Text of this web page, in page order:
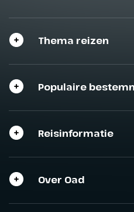
Sluit
Thema reizen
Populaire
Reisinformatie
Over Oad